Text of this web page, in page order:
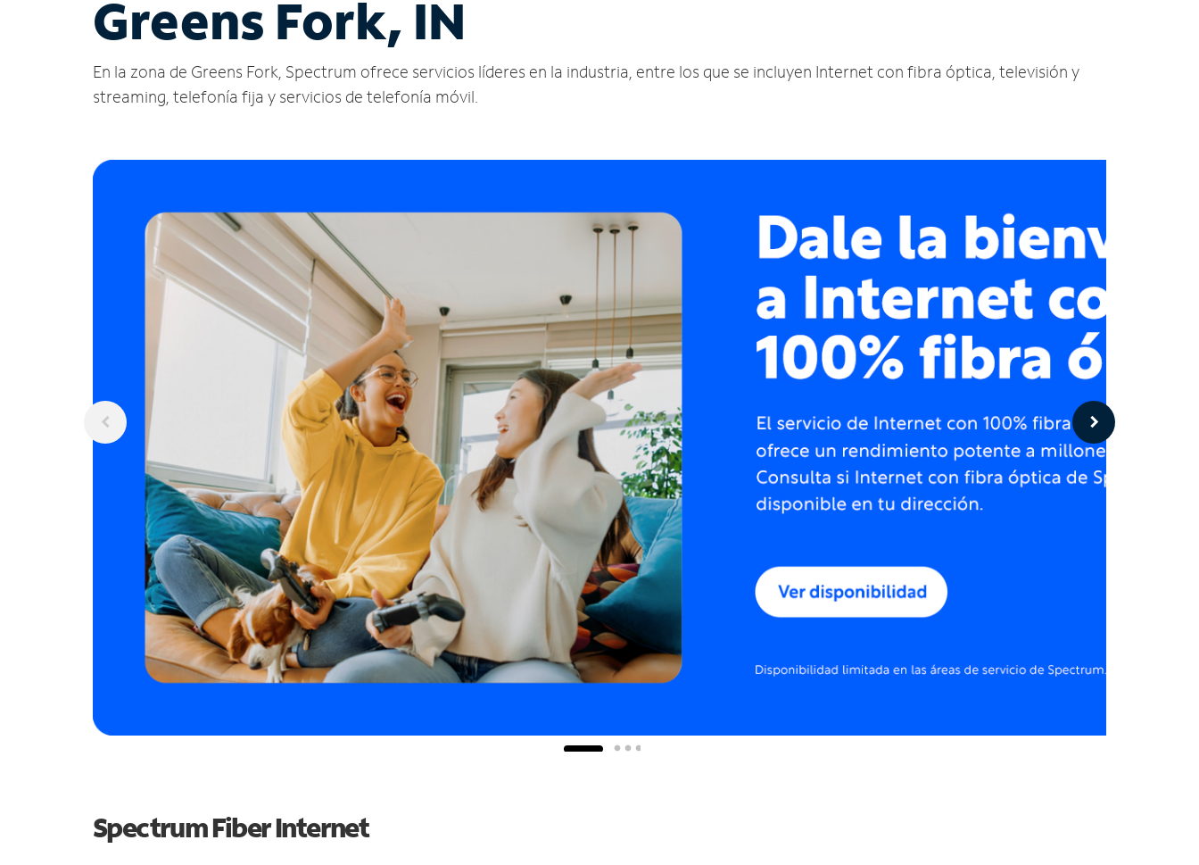
Greens Fork, IN
En la zona de Greens Fork, Spectrum ofrece servicios líderes en la industria, entre los que se incluyen Internet con fibra óptica, televisión y
streaming, telefonía fija y servicios de telefonía móvil.
Spectrum Fiber Internet